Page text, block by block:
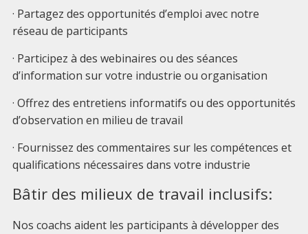
· Partagez des opportunités d’emploi avec notre
réseau de participants
· Participez à des webinaires ou des séances
d’information sur votre industrie ou organisation
· Offrez des entretiens informatifs ou des opportunités
d’observation en milieu de travail
· Fournissez des commentaires sur les compétences et
qualifications nécessaires dans votre industrie
Bâtir des milieux de travail inclusifs:
Nos coachs aident les participants à développer des